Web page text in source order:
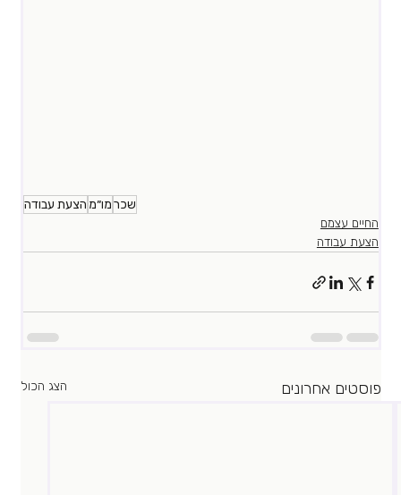
שכרמו״מ הצעת עבודה
החיים עצמם
הצעת עבודה
פוסטים אחרונים הצג הכול